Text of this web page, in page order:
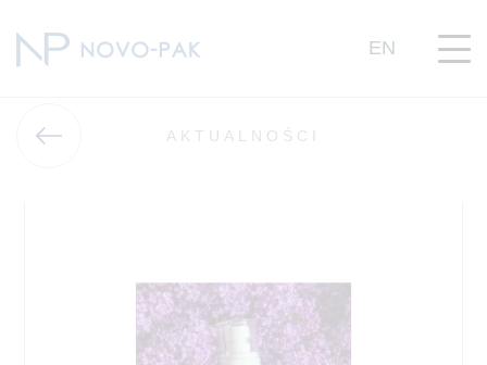
EN
AKTUALNOŚCI